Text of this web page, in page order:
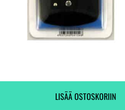
LISÄÄ OSTOSKORIIN